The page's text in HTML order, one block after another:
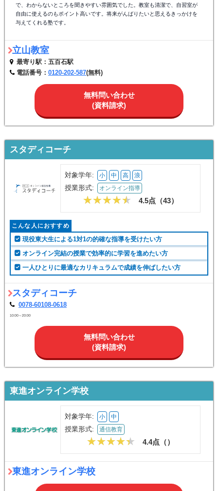
で、わからないところを聞きやすい雰囲気でした。教室も清潔で、自習室が
自由に使えるのもポイント高いです。将来がんばりたいと思えるきっかけを
与えてくれる塾です。
立山教室
最寄り駅：五百石駅
電話番号： 0120-202-587(無料)
無料問い合わせ
(資料請求)
スタディコーチ
対象学年: 小 中 高 浪
授業形式: オンライン指導
4.5点（43）
こんな人におすすめ
現役東大生による1対1の的確な指導を受けたい方
オンライン完結の授業で効率的に学習を進めたい方
一人ひとりに最適なカリキュラムで成績を伸ばしたい方
スタディコーチ
0078-60108-0618
10:00～20:00
無料問い合わせ
(資料請求)
東進オンライン学校
対象学年: 小 中
授業形式: 通信教育
4.4点（）
東進オンライン学校